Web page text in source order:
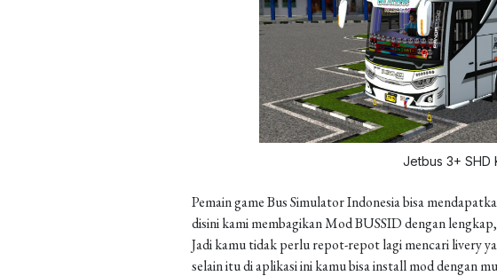
Jetbus 3+ SHD
Pemain game Bus Simulator Indonesia bisa
disini kami membagikan Mod BUSSID dengan
Jadi kamu tidak perlu repot-repot lagi mencari livery
selain itu di aplikasi ini kamu bisa install mod dengan